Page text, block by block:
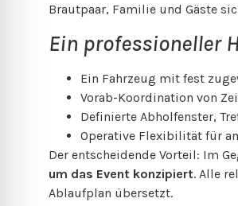
Brautpaar, Familie und Gäste
Ein professioneller
Ein Fahrzeug mit fest
Vorab-Koordination von
Definierte Abholfenster,
Operative Flexibilität für
Der entscheidende Vorteil: Im
um das Event konzipiert. Alle
Ablaufplan übersetzt.